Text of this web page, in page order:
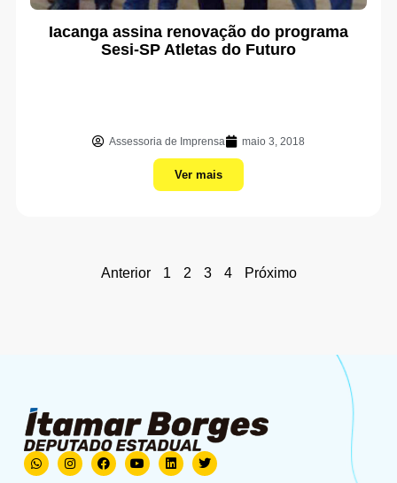
Iacanga assina renovação do programa
Sesi-SP Atletas do Futuro
Assessoria de Imprensa maio 3, 2018
Ver mais
Anterior 1 2 3 4 Próximo